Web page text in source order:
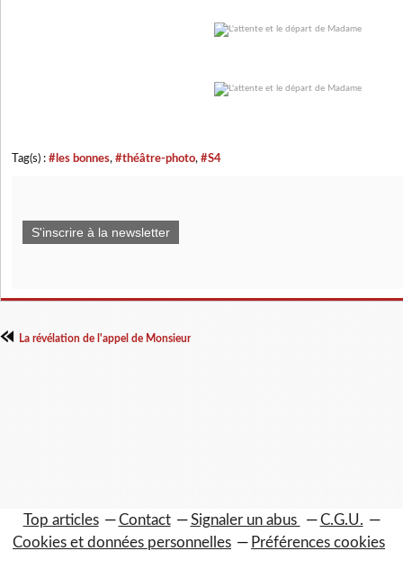
Tag(s) : #les bonnes, #théâtre-photo, #S4
S'inscrire à la newsletter
La révélation de l'appel de Monsieur
Top articles Contact Signaler un abus
C.G.U.
Cookies et données personnelles
Préférences cookies